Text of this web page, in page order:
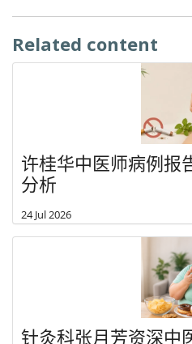
Related content
许桂华中医师病例报
分析
24 Jul 2026
针灸科张月芳资深中